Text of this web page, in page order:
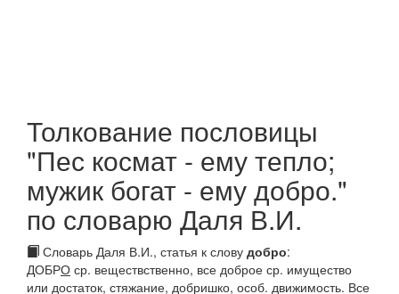
Толкование пословицы
"Пес космат - ему тепло;
мужик богат - ему добро."
по словарю Даля В.И.
Словарь Даля В.И., статья к слову добро:
ДОБРО ср. веществственно, все доброе ср. имущество
или достаток, стяжание, добришко, особ. движимость. Все